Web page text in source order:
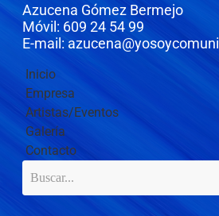
Azucena Gómez Bermejo
Móvil: 609 24 54 99
E-mail:
Inicio
Empresa
Artistas/Eventos
Galería
Contacto